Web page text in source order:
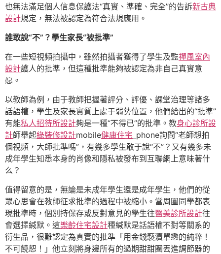
也無法滿足個人信息保護法“真實、準確、完全”的告訴新古典
設計規定，無法被認定為符合法規應用。
誰敢說“不”？學生家長“被批準”
在一些短視頻拍攝中，雖然拍攝者獲得了學生及監禪風室內
設計護人的批準，但這種批準能夠被認定為非自己真實意
愿。
以教師為例，由于教師把握著評分、評優、課堂治理等諸多
話語權，學生及家長實質上處于弱勢位置，他們給出的“批準”
有能私人招待所設計夠是一種“不得已”的批準。教身心診所設
計師舉起綠裝修設計mobile健康住宅 _phone詢問“老師想拍
個視頻，大師批準嗎”，有幾多學生敢于說“不”？又有幾多未
成年學生知悉本身的肖像和隱私被發布到互聯網上意味著什
么？
值得留意的是，無論是未成年學生還是成年學生，他們的從
眾心思會在教師征求批準的過程中被縮小。當周圍同學都表
現批準時，個別持保存或反對意見的學生往醫美診所設計往
會選擇緘默。這樂齡住宅設計種緘默是話語權不對等關系的
衍生品，很難認定為真實的批準「用金錢褻瀆單戀的純粹！
不可饒恕！」他立刻將身邊所有的過期甜甜圈丟進調節器的